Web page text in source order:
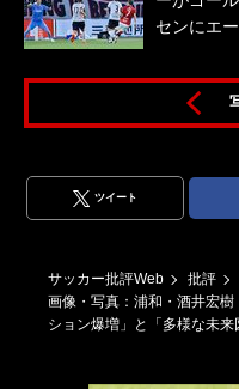
センにエ
ツイート
サッカー批評Web 批評
画像・写真：浦和・酒井宏
ション爆増」と「多様な未来